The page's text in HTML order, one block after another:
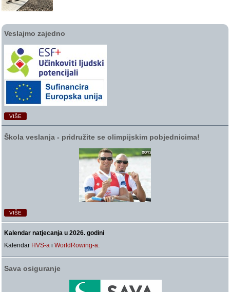
Veslajmo zajedno
VIŠE
Škola veslanja ‑ pridružite se olimpijskim pobjednicima!
VIŠE
Kalendar natjecanja u 2026. godini
Kalendar HVS-a iWorldRowing-a.
Sava osiguranje